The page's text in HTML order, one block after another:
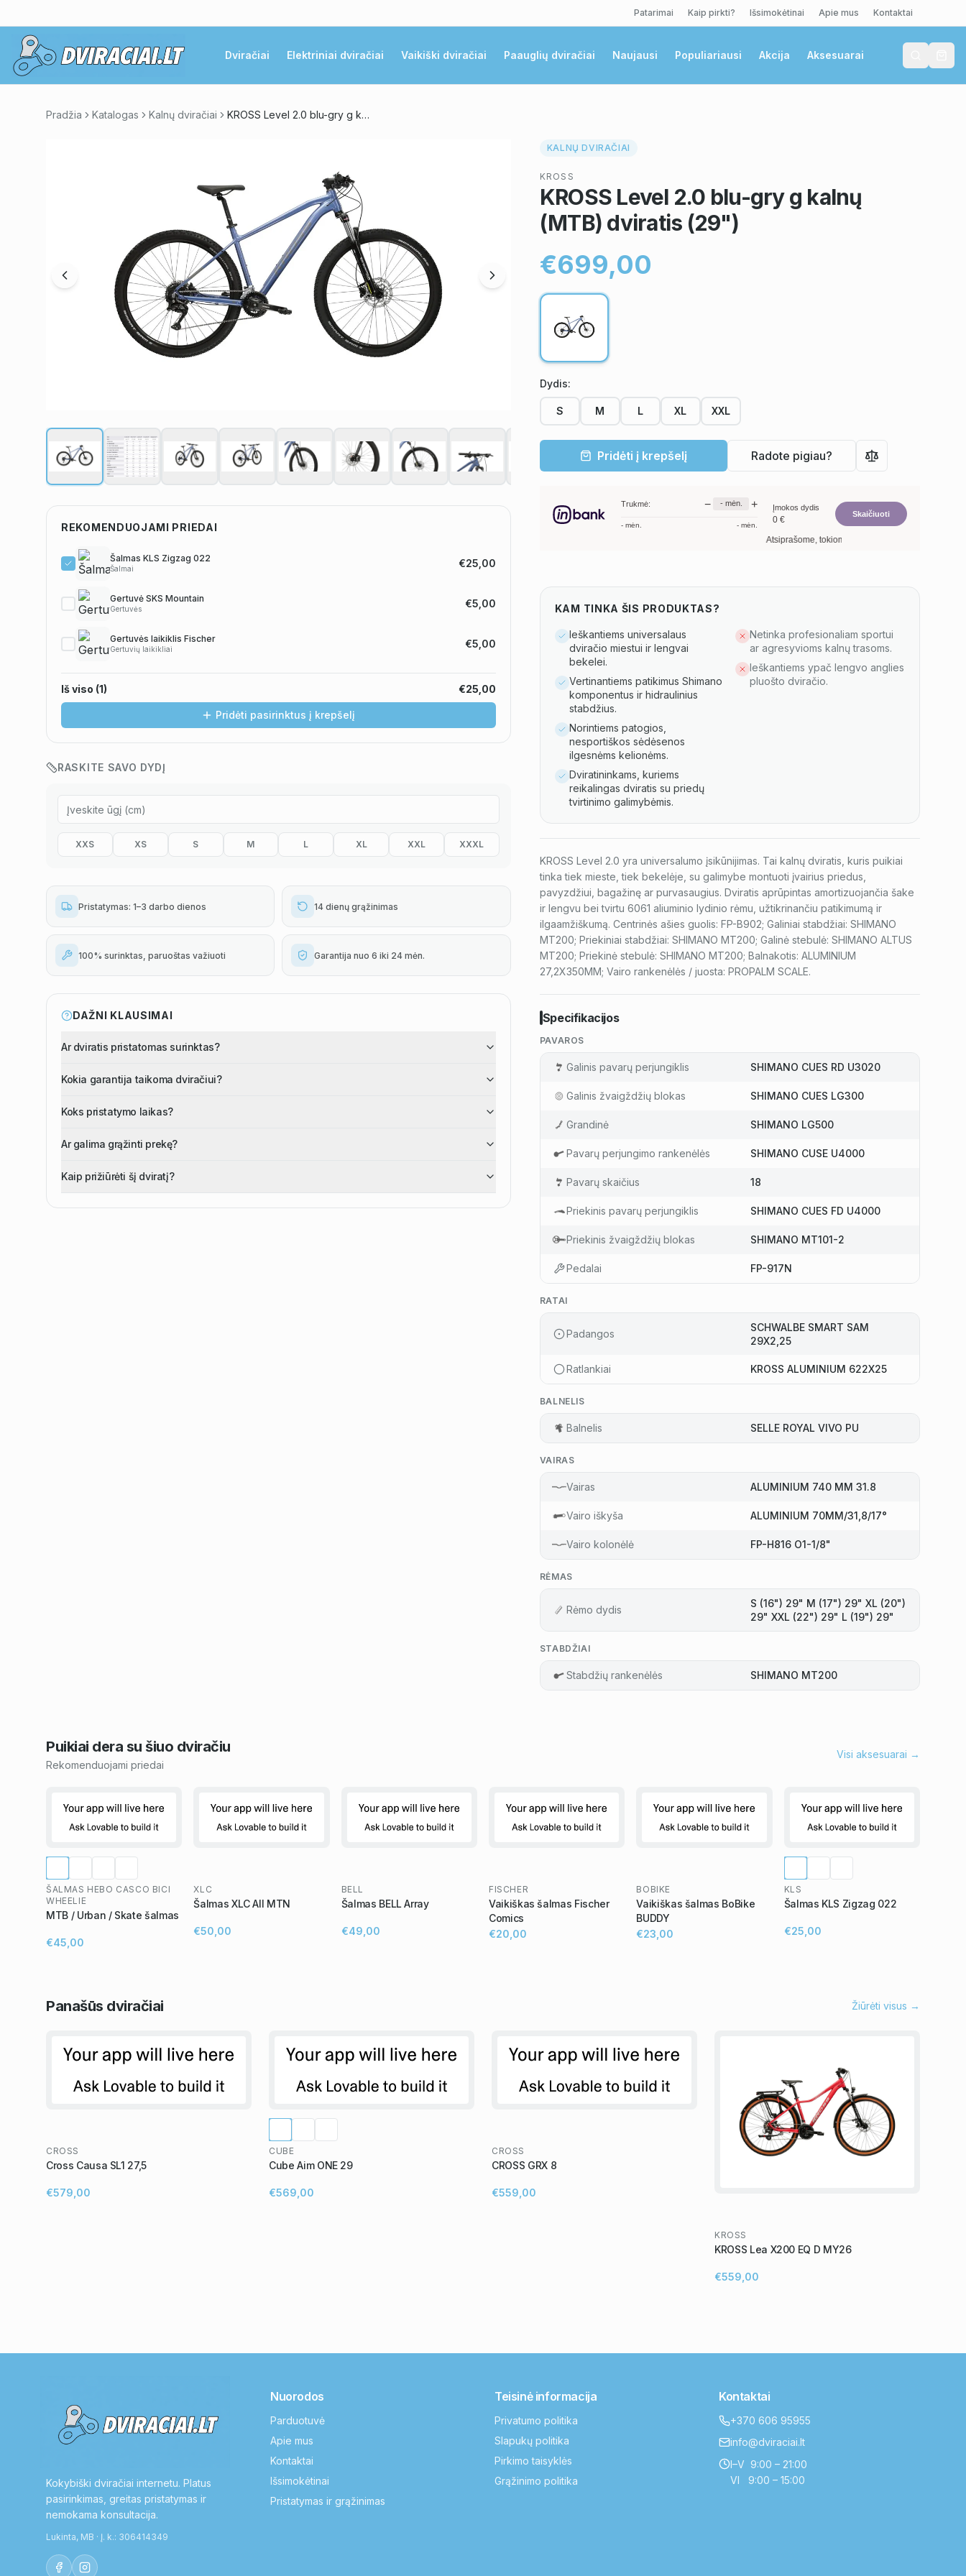
Patarimai Kaip pirkti? Išsimokėtinai Apie mus Kontaktai
Dviračiai Elektriniai dviračiai Vaikiški dviračiai Paauglių dviračiai Naujausi Populiariausi Akcija Aksesuarai
Pradžia Katalogas Kalnų dviračiai KROSS Level 2.0 blu-gry g kalnų (MTB) dviratis (29")
REKOMENDUOJAMI PRIEDAI
Šalmas KLS Zigzag 022
Šalmai €25,00
Gertuvė SKS Mountain
Gertuvės €5,00
Gertuvės laikiklis Fischer
Gertuvių laikikliai €5,00
Iš viso (1) €25,00
Pridėti pasirinktus į krepšelį
RASKITE SAVO DYDĮ
XXS XS S M L XL XXL XXXL
Pristatymas: 1–3 darbo dienos 14 dienų grąžinimas
100% surinktas, paruoštas važiuoti Garantija nuo 6 iki 24 mėn.
DAŽNI KLAUSIMAI
Ar dviratis pristatomas surinktas?
Kokia garantija taikoma dviračiui?
Koks pristatymo laikas?
Ar galima grąžinti prekę?
Kaip prižiūrėti šį dviratį?
KALNŲ DVIRAČIAI
KROSS
KROSS Level 2.0 blu-gry g kalnų
(MTB) dviratis (29")
€699,00
Dydis:
S M L XL XXL
Pridėti į krepšelį Radote pigiau?
Trukmė: − -mėn. +
-mėn. - mėn.
Įmokos dydis
0 €
Skaičiuoti
Atsiprašome, tokiomis kredito sąlygomis
KAM TINKA ŠIS PRODUKTAS?
Ieškantiems universalaus
dviračio miestui ir lengvai
bekelei.
Vertinantiems patikimus Shimano
komponentus ir hidraulinius
stabdžius.
Norintiems patogios,
nesportiškos sėdėsenos
ilgesnėms kelionėms.
Dviratininkams, kuriems
reikalingas dviratis su priedų
tvirtinimo galimybėmis.
Netinka profesionaliam sportui
ar agresyvioms kalnų trasoms.
Ieškantiems ypač lengvo anglies
pluošto dviračio.
KROSS Level 2.0 yra universalumo įsikūnijimas. Tai kalnų dviratis, kuris puikiai
tinka tiek mieste, tiek bekelėje, su galimybe montuoti įvairius priedus,
pavyzdžiui, bagažinę ar purvasaugius. Dviratis aprūpintas amortizuojančia šake
ir lengvu bei tvirtu 6061 aliuminio lydinio rėmu, užtikrinančiu patikimumą ir
ilgaamžiškumą. Centrinės ašies guolis: FP-B902; Galiniai stabdžiai: SHIMANO
MT200; Priekiniai stabdžiai: SHIMANO MT200; Galinė stebulė: SHIMANO ALTUS
MT200; Priekinė stebulė: SHIMANO MT200; Balnakotis: ALUMINIUM
27,2X350MM; Vairo rankenėlės / juosta: PROPALM SCALE.
Specifikacijos
PAVAROS
Galinis pavarų perjungiklis SHIMANO CUES RD U3020
Galinis žvaigždžių blokas SHIMANO CUES LG300
Grandinė SHIMANO LG500
Pavarų perjungimo rankenėlės SHIMANO CUSE U4000
Pavarų skaičius 18
Priekinis pavarų perjungiklis SHIMANO CUES FD U4000
Priekinis žvaigždžių blokas SHIMANO MT101-2
Pedalai FP-917N
RATAI
Padangos
SCHWALBE SMART SAM
29X2,25
Ratlankiai KROSS ALUMINIUM 622X25
BALNELIS
Balnelis SELLE ROYAL VIVO PU
VAIRAS
Vairas ALUMINIUM 740 MM 31.8
Vairo iškyša ALUMINIUM 70MM/31,8/17°
Vairo kolonėlė FP-H816 O1-1/8"
RĖMAS
Rėmo dydis
S (16") 29" M (17") 29" XL (20")
29" XXL (22") 29" L (19") 29"
STABDŽIAI
Stabdžių rankenėlės SHIMANO MT200
Puikiai dera su šiuo dviračiu
Rekomenduojami priedai
Visi aksesuarai →
ŠALMAS HEBO CASCO BICI
WHEELIE
MTB / Urban / Skate šalmas
€45,00
XLC
Šalmas XLC All MTN
€50,00
BELL
Šalmas BELL Array
€49,00
FISCHER
Vaikiškas šalmas Fischer
Comics
€20,00
BOBIKE
Vaikiškas šalmas BoBike
BUDDY
€23,00
KLS
Šalmas KLS Zigzag 022
€25,00
Panašūs dviračiai Žiūrėti visus →
CROSS
Cross Causa SL1 27,5
€579,00
CUBE
Cube Aim ONE 29
€569,00
CROSS
CROSS GRX 8
€559,00
KROSS
KROSS Lea X200 EQ D MY26
€559,00
Kokybiški dviračiai internetu. Platus
pasirinkimas, greitas pristatymas ir
nemokama konsultacija.
Lukinta, MB · Į. k.: 306414349
Nuorodos
Parduotuvė
Apie mus
Kontaktai
Išsimokėtinai
Pristatymas ir grąžinimas
Teisinė informacija
Privatumo politika
Slapukų politika
Pirkimo taisyklės
Grąžinimo politika
Kontaktai
+370 606 95955
info@dviraciai.lt
I–V 9:00 – 21:00
VI 9:00 – 15:00